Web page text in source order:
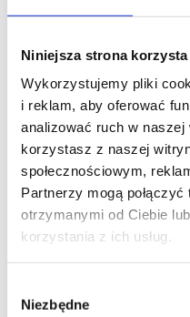
Niniejsza strona
Wykorzystujemy pliki
i reklam, aby oferować
analizować ruch w
korzystasz z naszej
społecznościowym,
Partnerzy mogą
otrzymanymi od Ciebie
korzystania z ich usług.
zgody
Niezbędne
Skontaktuj się
IMIĘ I NAZWISKO*
TELEFON KONTAKTOWY*
EMAIL*